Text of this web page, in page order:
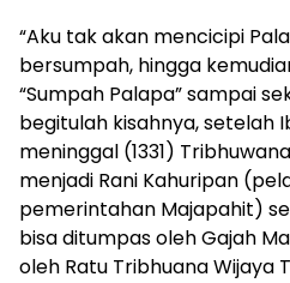
“Aku tak akan mencicipi
bersumpah, hingga
“Sumpah Palapa” sampai
begitulah kisahnya, setelah
meninggal (1331)
menjadi Rani Kahuripan
pemerintahan Majapahit)
bisa ditumpas oleh Gajah
oleh Ratu Tribhuana Wijaya